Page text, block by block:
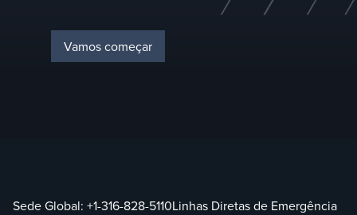
Vamos começar
Sede Global: +1-316-828-5110Linhas Diretas de Emergência